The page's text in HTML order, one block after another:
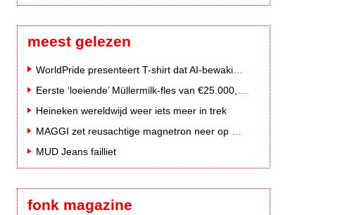
meest gelezen
Heineken wereldwijd weer iets meer in trek
MUD Jeans failliet
fonk magazine